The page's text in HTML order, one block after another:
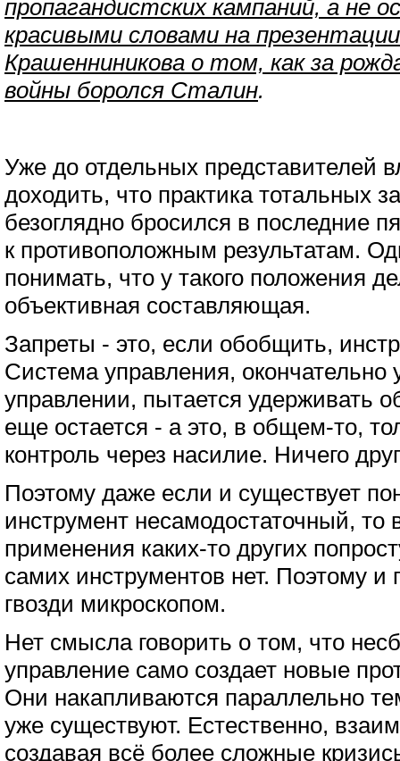
пропагандистских кампаний, а не
красивыми словами на
Крашенниникова о том, как за
войны боролся Сталин.
Уже до отдельных представителей
доходить, что практика тотальных
безоглядно бросился в последние
к противоположным результатам.
понимать, что у такого положения
объективная составляющая.
Запреты - это, если обобщить,
Система управления, окончательно
управлении, пытается удерживать
еще остается - а это, в общем-то,
контроль через насилие. Ничего
Поэтому даже если и существует
инструмент несамодостаточный, то
применения каких-то других
самих инструментов нет. Поэтому и
гвозди микроскопом.
Нет смысла говорить о том, что
управление само создает новые
Они накапливаются параллельно
уже существуют. Естественно,
создавая всё более сложные